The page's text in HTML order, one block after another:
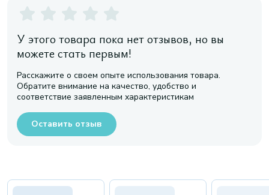
У этого товара пока нет отзывов, но вы
можете стать первым!
Расскажите о своем опыте использования товара.
Обратите внимание на качество, удобство и
соответствие заявленным характеристикам
Оставить отзыв